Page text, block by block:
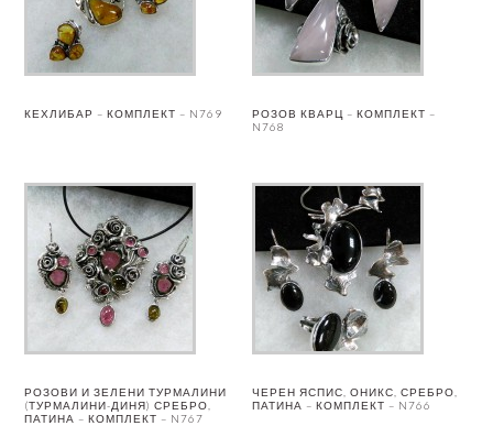
КЕХЛИБАР – КОМПЛЕКТ – N769
РОЗОВ КВАРЦ – КОМПЛЕКТ –
N768
РОЗОВИ И ЗЕЛЕНИ ТУРМАЛИНИ
(ТУРМАЛИНИ-ДИНЯ) СРЕБРО,
ПАТИНА – КОМПЛЕКТ – N767
ЧЕРЕН ЯСПИС, ОНИКС, СРЕБРО,
ПАТИНА – КОМПЛЕКТ – N766